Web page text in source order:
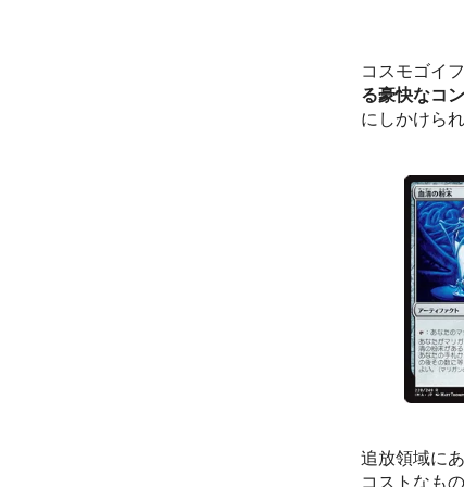
コスモゴイ
る豪快なコ
にしかけられ
追放領域に
コストなも